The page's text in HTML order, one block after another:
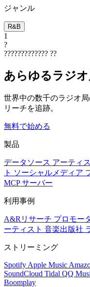
ジャンル
R&B
1
?
????????????? ??
あらゆるラジ
世界中の数千のラジオ
リーチを追跡。
無料で始める
製品
データソース アーティ
ト ソーシャルメディア
MCP サーバー
利用事例
A&Rリサーチ プロモー
ーティスト 音楽出版社
ストリーミング
Spotify Apple Music
SoundCloud Tidal QQ
Boomplay